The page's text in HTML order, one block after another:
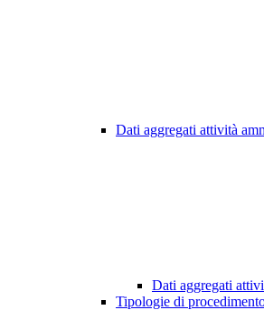
Dati aggregati attività
Dati aggregati
Tipologie di